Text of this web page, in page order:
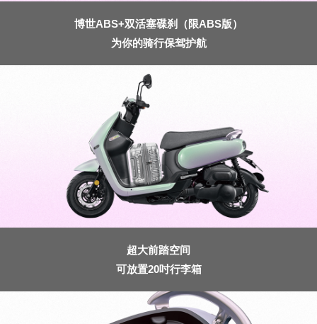
博世ABS+双活塞碟刹（限ABS版）
为你的骑行保驾护航
超大前踏空间
可放置20吋行李箱